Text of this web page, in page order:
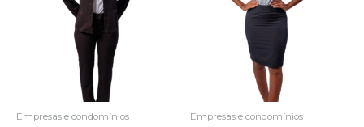
Empresas e condomínios Empresas e condomínios